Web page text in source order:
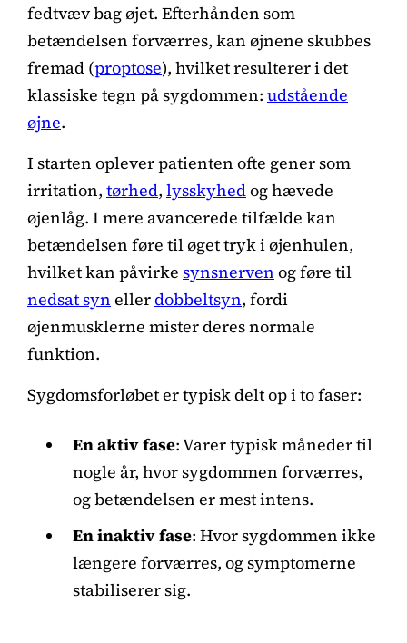
fedtvæv bag øjet. Efterhånden som
betændelsen forværres, kan øjnene skubbes
fremad (proptose), hvilket resulterer i det
klassiske tegn på sygdommen: udstående
øjne.
I starten oplever patienten ofte gener som
irritation, tørhed, lysskyhedog hævede
øjenlåg. I mere avancerede tilfælde kan
betændelsen føre til øget tryk i øjenhulen,
hvilket kan påvirke synsnerven og føre til
nedsat syn ellerdobbeltsyn, fordi
øjenmusklerne mister deres normale
funktion.
Sygdomsforløbet er typisk delt op i to faser:
En aktiv fase: Varer typisk måneder til
nogle år, hvor sygdommen forværres,
og betændelsen er mest intens.
En inaktiv fase: Hvor sygdommen ikke
længere forværres, og symptomerne
stabiliserer sig.